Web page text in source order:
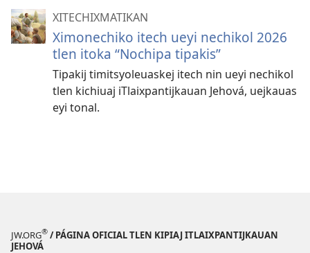
XITECHIXMATIKAN
Ximonechiko itech ueyi nechikol 2026
tlen itoka “Nochipa tipakis”
Tipakij timitsyoleuaskej itech nin ueyi nechikol
tlen kichiuaj iTlaixpantijkauan Jehová, uejkauas
eyi tonal.
JW.ORG® / PÁGINA OFICIAL TLEN KIPIAJ ITLAIXPANTIJKAUAN
JEHOVÁ